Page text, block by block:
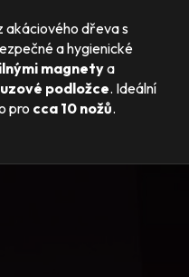
akáciového dřeva s
a hygienické
magnetya
podložce. Ideální
pro cca 10 nožů.